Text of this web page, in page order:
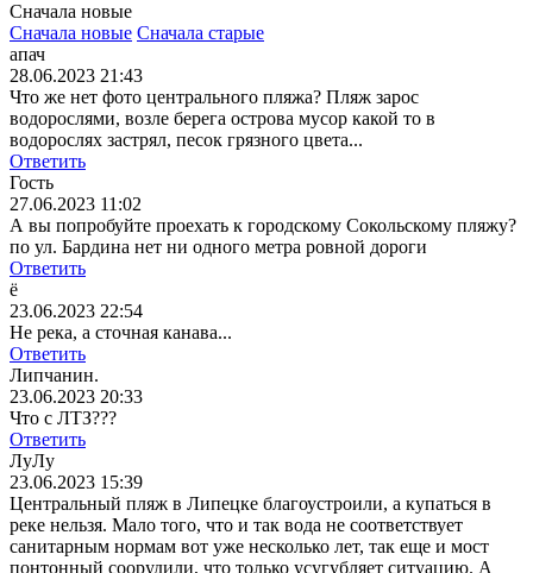
Сначала новые
Сначала новые Сначала старые
апач
28.06.2023 21:43
Что же нет фото центрального пляжа? Пляж зарос
водорослями, возле берега острова мусор какой то в
водорослях застрял, песок грязного цвета...
Ответить
Гость
27.06.2023 11:02
А вы попробуйте проехать к городскому Сокольскому пляжу?
по ул. Бардина нет ни одного метра ровной дороги
Ответить
ё
23.06.2023 22:54
Не река, а сточная канава...
Ответить
Липчанин.
23.06.2023 20:33
Что с ЛТЗ???
Ответить
ЛуЛу
23.06.2023 15:39
Центральный пляж в Липецке благоустроили, а купаться в
реке нельзя. Мало того, что и так вода не соответствует
санитарным нормам вот уже несколько лет, так еще и мост
понтонный соорудили, что только усугубляет ситуацию. А